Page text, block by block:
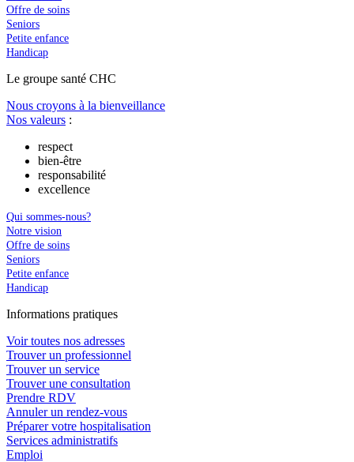
Offre de soins
Seniors
Petite enfance
Handicap
Le groupe santé CHC
Nous croyons à la bienveillance
Nos valeurs :
respect
bien-être
responsabilité
excellence
Qui sommes-nous?
Notre vision
Offre de soins
Seniors
Petite enfance
Handicap
Informations pratiques
Voir toutes nos adresses
Trouver un professionnel
Trouver un service
Trouver une consultation
Prendre RDV
Annuler un rendez-vous
Préparer votre hospitalisation
Services administratifs
Emploi​